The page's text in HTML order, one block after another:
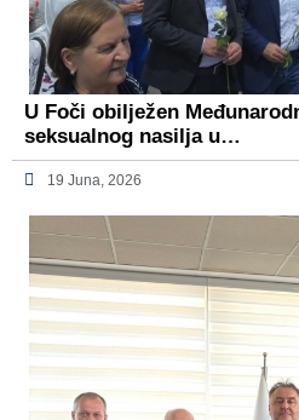
U Foči obilježen
seksualnog nasilja u…
19 Juna, 2026